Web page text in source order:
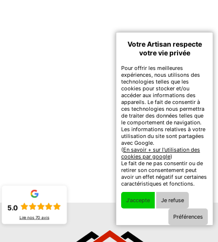
Votre Artisan respecte
votre vie privée
Pour offrir les meilleures
expériences, nous utilisons des
technologies telles que les
cookies pour stocker et/ou
accéder aux informations des
appareils. Le fait de consentir à
ces technologies nous permettra
de traiter des données telles que
le comportement de navigation.
Les informations relatives à votre
utilisation du site sont partagées
avec Google.
(En savoir + sur l'utilisation des
cookies par google)
Le fait de ne pas consentir ou de
retirer son consentement peut
avoir un effet négatif sur certaines
caractéristiques et fonctions.
J'accepte Je refuse
Préférences
5.0
Lire nos 70 avis